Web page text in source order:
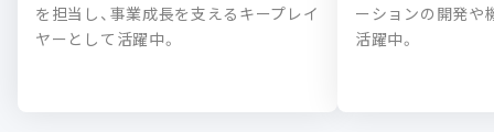
を担当し、事業成長を支えるキープレイ
ヤーとして活躍中。
ーションの開発や
活躍中。